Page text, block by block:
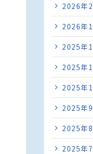
2026年
2026年
2025年
2025年
2025年
2025年
2025年
2025年